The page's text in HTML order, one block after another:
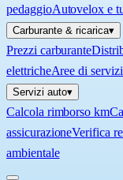
pedaggioAutovelox e
Carburante & ricarica▾
Prezzi carburante
elettricheAree di
Servizi auto▾
Calcola rimborso km
assicurazioneVerifica
ambientale